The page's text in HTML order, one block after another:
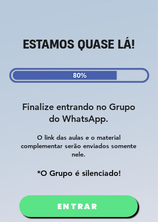
ESTAMOS QUASE LÁ!
Finalize entrando no Grupo
do WhatsApp.
O link das aulas e o material
complementar serão enviados somente
nele.
*O Grupo é silenciado!
ENTRAR